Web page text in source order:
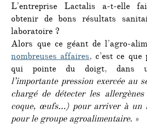
L’entreprise Lactalis a-t-elle
obtenir de bons résultats
laboratoire ?
Alors que ce géant de l’agro-
nombreuses affaires, c’est ce
qui pointe du doigt, dans
l’importante pression exercée au
chargé de détecter les
coque, œufs…) pour arriver à un
pour le groupe agroalimentaire. »